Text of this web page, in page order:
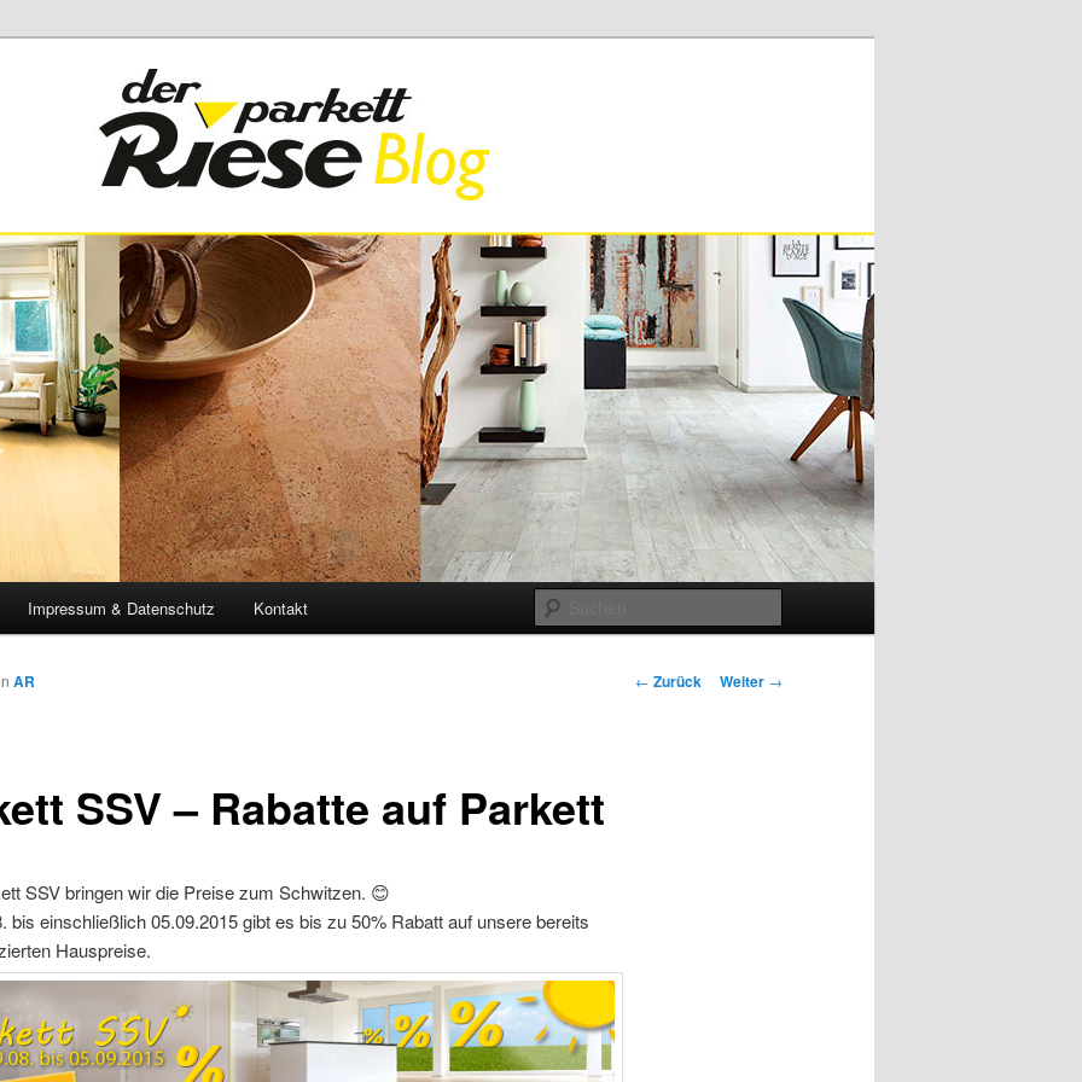
Blog
Impressum & Datenschutz Kontakt
Beitragsnavigation
← Zurück Weiter →
SSV – Rabatte auf Parkett
AR
SSV bringen wir die Preise‬zum Schwitzen. 😊
bis einschließlich 05.09.2015 gibt es bis zu 50% Rabattauf unsere bereits
Hauspreise.